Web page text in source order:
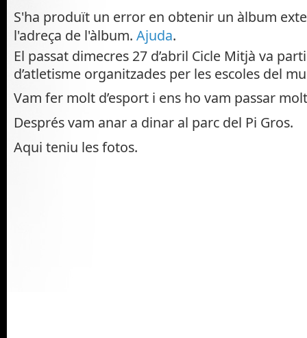
S'ha produït un error en obtenir un àlbum
l'adreça de l'àlbum. Ajuda.
El passat dimecres 27 d’abril Cicle Mitjà va
d’atletisme organitzades per les escoles del
Vam fer molt d’esport i ens ho vam passar
Després vam anar a dinar al parc del Pi Gros.
Aqui teniu les fotos.